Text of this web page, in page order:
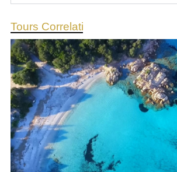
Tours Correlati